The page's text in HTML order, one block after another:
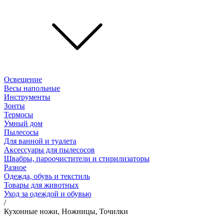
Освещение
Весы напольные
Инструменты
Зонты
Термосы
Умный дом
Пылесосы
Для ванной и туалета
Аксессуары для пылесосов
Швабры, пароочистители и стирилизаторы
Разное
Одежда, обувь и текстиль
Товары для животных
Уход за одеждой и обувью
/
Кухонные ножи, Ножницы, Точилки